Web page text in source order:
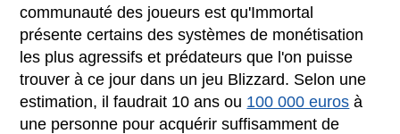
communauté des joueurs est qu'Immortal
présente certains des systèmes de monétisation
les plus agressifs et prédateurs que l'on puisse
trouver à ce jour dans un jeu Blizzard. Selon une
estimation, il faudrait 10 ans ou 100 000 euros à
une personne pour acquérir suffisamment de